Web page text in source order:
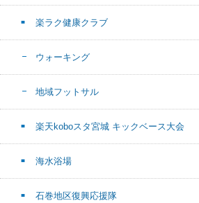
楽ラク健康クラブ
ウォーキング
地域フットサル
楽天koboスタ宮城 キックベース大会
海水浴場
石巻地区復興応援隊